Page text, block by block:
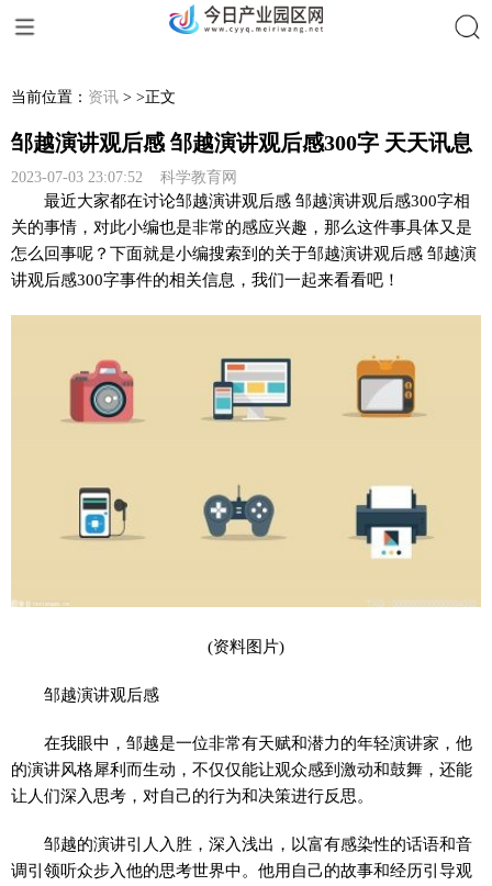
当前位置： 资讯 > >正文
邹越演讲观后感 邹越演讲观后感300字 天天讯息
2023-07-03 23:07:52 科学教育网
最近大家都在讨论邹越演讲观后感 邹越演讲观后感300字相
关的事情，对此小编也是非常的感应兴趣，那么这件事具体又是
怎么回事呢？下面就是小编搜索到的关于邹越演讲观后感 邹越演
讲观后感300字事件的相关信息，我们一起来看看吧！
(资料图片)
邹越演讲观后感
在我眼中，邹越是一位非常有天赋和潜力的年轻演讲家，他
的演讲风格犀利而生动，不仅仅能让观众感到激动和鼓舞，还能
让人们深入思考，对自己的行为和决策进行反思。
邹越的演讲引人入胜，深入浅出，以富有感染性的话语和音
调引领听众步入他的思考世界中。他用自己的故事和经历引导观